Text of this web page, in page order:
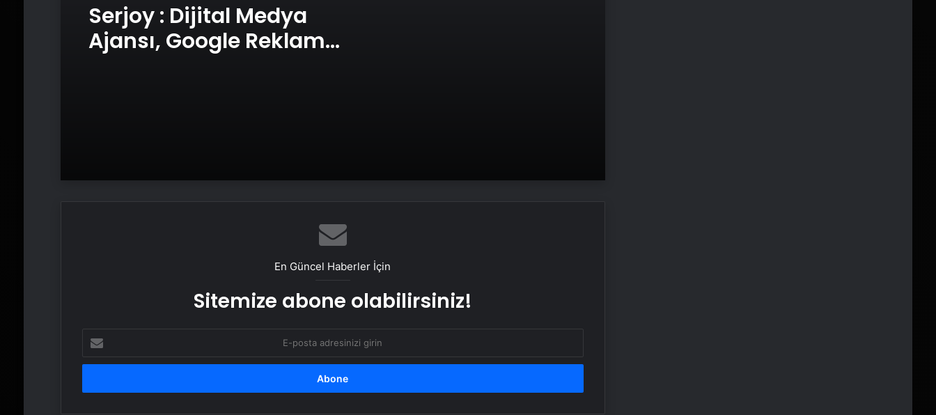
Serjoy : Dijital Medya
Ajansı, Google Reklam
Bozulmuş meze, et ve et ürünleri
Dumandan zehirlenen karı-koca ölü
En Güncel Haberler İçin
Sitemize abone olabilirsiniz!
posta
adresinizi